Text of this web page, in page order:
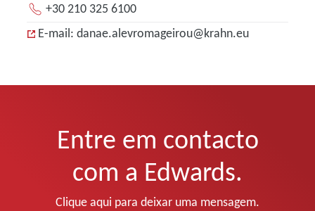
+30 210 325 6100
E-mail: danae.alevromageirou@krahn.eu
Entre em contacto
com a Edwards.
Clique aqui para deixar uma mensagem.